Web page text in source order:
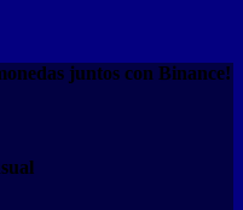
juntos con Binance!